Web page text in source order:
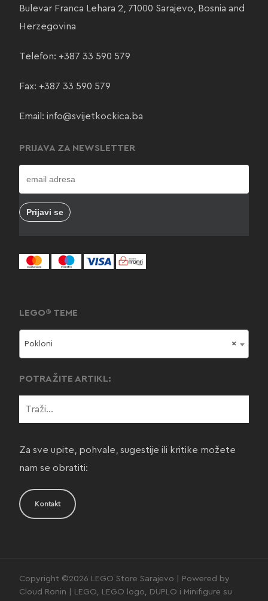
Bulevar Franca Lehara 2, 71000 Sarajevo, Bosnia and
Herzegovina
Telefon: +387 33 590 579
Fax: +387 33 590 579
Email: info@svijetkockica.ba
PRIJAVA ZA NEWSLETTER
LEGO® TEME
×
Pokloni
POTRAŽITE ARTIKL:
Za sve upite, pohvale, sugestije ili kritike možete
nam se obratiti:
Kontakt
Copyright ©2026 LEGO Store Sarajevo | Powered by
Cloud Ronin | LEGO, LEGO logo, DUPLO i Minifigure su